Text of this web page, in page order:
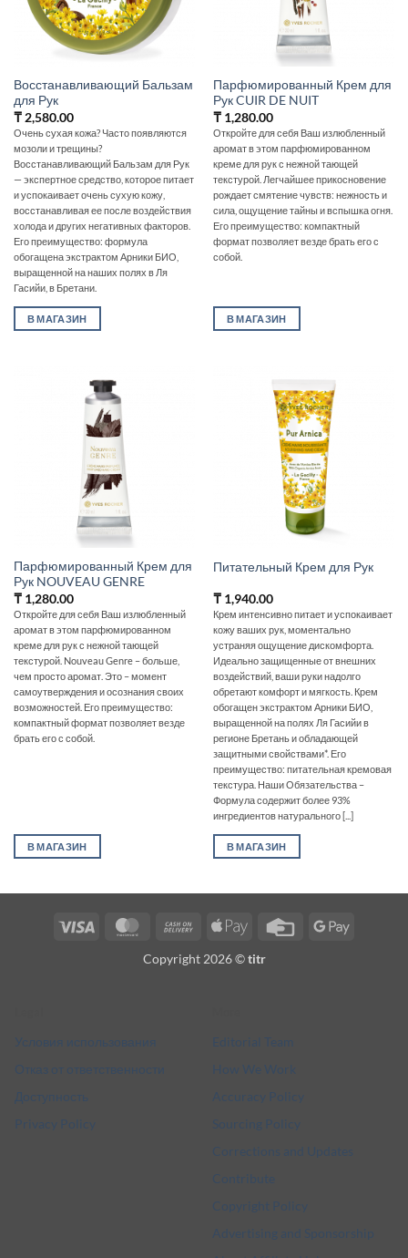
Восстанавливающий Бальзам
для Рук
₸2,580.00
Очень сухая кожа? Часто появляются
мозоли и трещины?
Восстанавливающий Бальзам для Рук
— экспертное средство, которое питает
и успокаивает очень сухую кожу,
восстанавливая ее после воздействия
холода и других негативных факторов.
Его преимущество: формула
обогащена экстрактом Арники БИО,
выращенной на наших полях в Ля
Гасийи, в Бретани.
В МАГАЗИН
Парфюмированный Крем для
Рук CUIR DE NUIT
₸1,280.00
Откройте для себя Ваш излюбленный
аромат в этом парфюмированном
креме для рук с нежной тающей
текстурой. Легчайшее прикосновение
рождает смятение чувств: нежность и
сила, ощущение тайны и вспышка огня.
Его преимущество: компактный
формат позволяет везде брать его с
собой.
В МАГАЗИН
Парфюмированный Крем для
Рук NOUVEAU GENRE
₸1,280.00
Откройте для себя Ваш излюбленный
аромат в этом парфюмированном
креме для рук с нежной тающей
текстурой. Nouveau Genre – больше,
чем просто аромат. Это – момент
самоутверждения и осознания своих
возможностей. Его преимущество:
компактный формат позволяет везде
брать его с собой.
В МАГАЗИН
Питательный Крем для Рук
₸1,940.00
Крем интенсивно питает и успокаивает
кожу ваших рук, моментально
устраняя ощущение дискомфорта.
Идеально защищенные от внешних
воздействий, ваши руки надолго
обретают комфорт и мягкость. Крем
обогащен экстрактом Арники БИО,
выращенной на полях Ля Гасийи в
регионе Бретань и обладающей
защитными свойствами*. Его
преимущество: питательная кремовая
текстура. Наши Обязательства –
Формула содержит более 93%
ингредиентов натурального [...]
В МАГАЗИН
Visa MasterCardCash
Delivery
Apple
Credit
Google
Copyright 2026 ©titr
Условия использования
Отказ от ответственности
Доступность
Privacy Policy
Editorial Team
How We Work
Accuracy Policy
Sourcing Policy
Corrections and Updates
Contribute
Copyright Policy
Advertising and Sponsorship